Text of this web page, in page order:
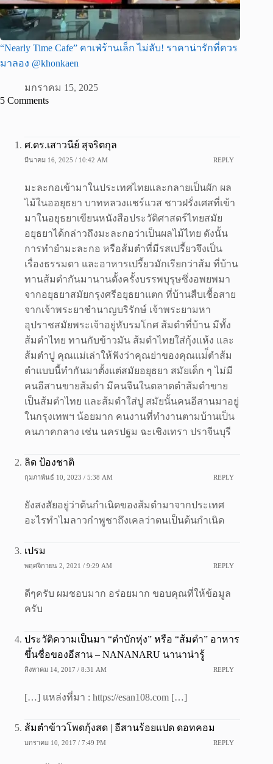
“Nearly Time Cafe” คาเฟ่ร้านเล็ก ไม่ลับ! ราคาน่ารักที่ควร
มาลอง @khonkaen
มกราคม 15, 2025
5 Comments
ศ.ดร.เสาวนีย์ สุจริตกุล
มีนาคม 16, 2025 / 10:42 AM REPLY
มะละกอเข้ามาในประเทศไทยและกลายเป็นผัก ผล
ไม้ในออยุธยา บาทหลวงแชร์แวส ชาวฝรั่งเศสที่เข้า
มาในอยุธยาเขียนหนังสือประวัติศาสตร์ไทยสมัย
อยุธยาได้กล่าวถึงมะละกอว่าเป็นผลไม้ไทย ดังนั้น
การทำยำมะละกอ หรือส้มตำที่มีรสเปรี้ยวจึงเป็น
เรื่องธรรมดา และอาหารเปรี้ยวมักเรียกว่าส้ม ที่บ้าน
ทานส้มตำกันมานานตั้งครั้งบรรพบุรุษซึ่งอพยพมา
จากอยุธยาสมัยกรุงศรีอยุธยาแตก ที่บ้านสืบเชื้อสาย
จากเจ้าพระยาชำนาญบริรักษ์ เจ้าพระยามหา
อุปราชสมัยพระเจ้าอยู่หับรมโกศ ส้มตำที่บ้าน มีทั้ง
ส้มตำไทย ทานกับข้าวมัน ส้มตำไทยใส่กุ้งแห้ง และ
ส้มตำปู คุณแม่เล่าให้ฟังว่าคุณย่าของคุณแม่็ตำส้ม
ตำแบบนี้ทำกันมาตั้งแต่สมัยอยุธยา สมัยเด็ก ๆ ไม่มี
คนอีสานขายส้มตำ มีคนจีนในตลาดตำส้มตำขาย
เป็นส้มตำไทย และส้มตำใส่ปู สมัยนั้นคนอีสานมาอยู่
ในกรุงเทพฯ น้อยมาก คนงานที่ทำงานตามบ้านเป็น
คนภาคกลาง เช่น นครปฐม ฉะเชิงเทรา ปราจีนบุรี
ลิด ป้องชาติ
กุมภาพันธ์ 10, 2023 / 5:38 AM REPLY
ยังสงสัยอยู่ว่าต้นกำเนิดของส้มตำมาจากประเทศ
อะไรทำไมลาวกำพูชาถึงเคลว่าตนเป็นต้นกำเนิด
เปรม
พฤศจิกายน 2, 2021 / 9:29 AM REPLY
ดีๆครับ ผมชอบมาก อร่อยมาก ขอบคุณที่ให้ข้อมูล
ครับ
ประวัติความเป็นมา “ตำบักหุ่ง” หรือ “ส้มตำ” อาหาร
ขึ้นชื่อของอีสาน – NANANARU นานาน่ารู้
สิงหาคม 14, 2017 / 8:31 AM REPLY
[…] แหล่งที่มา : https://esan108.com […]
ส้มตำข้าวโพดกุ้งสด | อีสานร้อยแปด ดอทคอม
มกราคม 10, 2017 / 7:49 PM REPLY